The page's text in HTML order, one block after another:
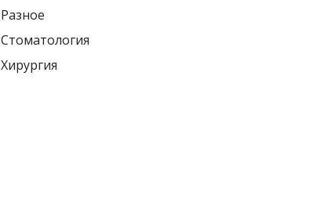
Разное
Стоматология
Хирургия